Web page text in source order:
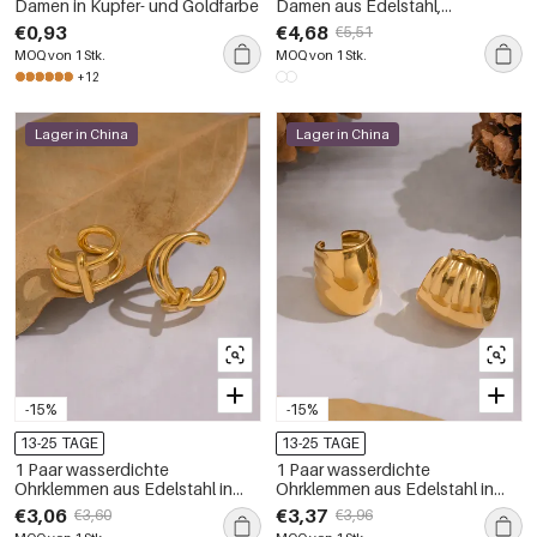
Damen in Kupfer- und Goldfarbe
€0,93
MOQ von 1 Stk.
+12
Damen aus Edelstahl,
wasserdicht, goldfarben, mit
Zirkonia-Anhänger
€4,68 €5,51
MOQ von 1 Stk.
-15%
Lager in China
13-25 TAGE
1 Paar wasserdichte
Ohrklemmen aus Edelstahl in
Goldfarbe
€3,06 €3,60
-15%
Lager in China
13-25 TAGE
1 Paar wasserdichte
Ohrklemmen aus Edelstahl in
Goldfarbe
€3,37 €3,96